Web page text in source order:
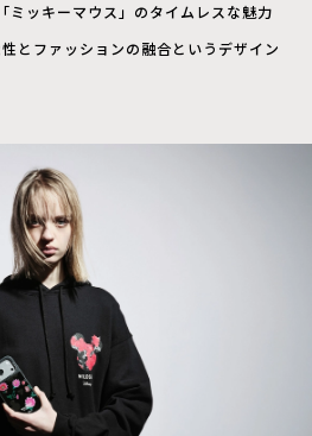
ミッキーマウス」のタイムレスな魅力
とファッションの融合というデザイン